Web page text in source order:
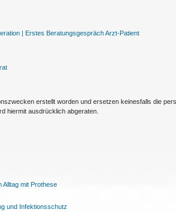
| Erstes Beratungsgespräch Arzt-Patient
erstellt worden und ersetzen keinesfalls die
hiermit ausdrücklich abgeraten.
Alltag mit Prothese
und Infektionsschutz